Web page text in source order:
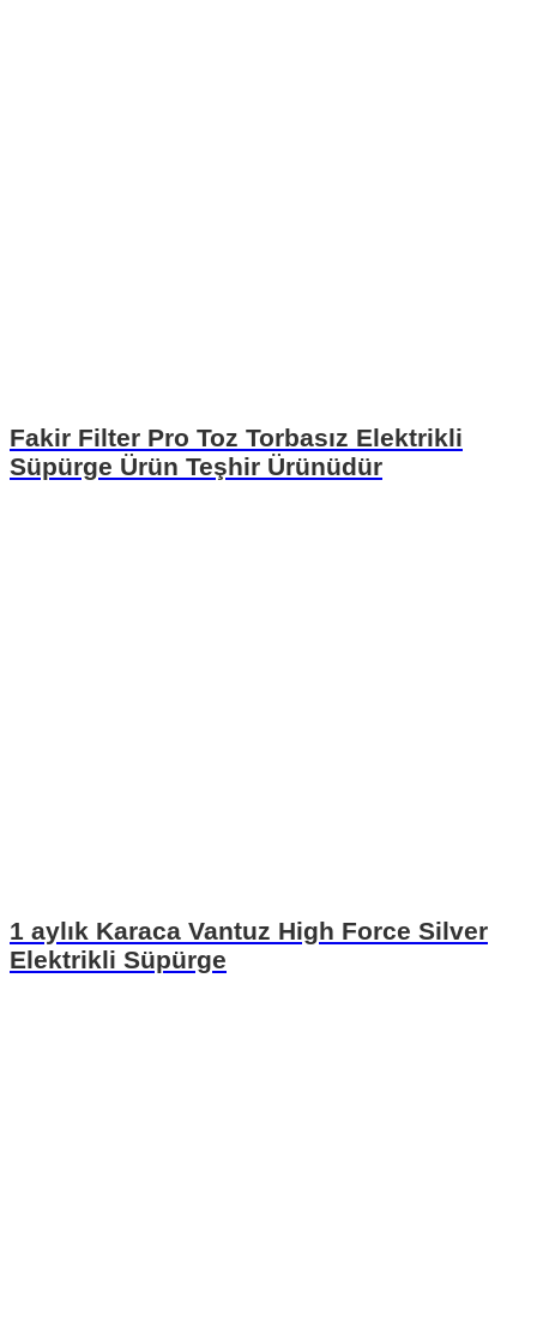
Fakir Filter Pro Toz Torbasız Elektrikli
Süpürge Ürün Teşhir Ürünüdür
1 aylık Karaca Vantuz High Force Silver
Elektrikli Süpürge